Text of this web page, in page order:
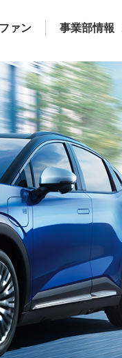
ァン 事業部情報